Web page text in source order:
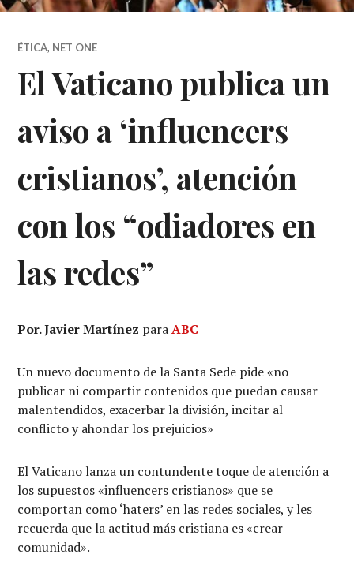
ÉTICA, NET ONE
El Vaticano publica un
aviso a ‘influencers
cristianos’, atención
con los “odiadores en
las redes”
Por. Javier Martínez paraABC
Un nuevo documento de la Santa Sede pide «no
publicar ni compartir contenidos que puedan causar
malentendidos, exacerbar la división, incitar al
conflicto y ahondar los prejuicios»
El Vaticano lanza un contundente toque de atención a
los supuestos «influencers cristianos» que se
comportan como ‘haters’ en las redes sociales, y les
recuerda que la actitud más cristiana es «crear
comunidad».